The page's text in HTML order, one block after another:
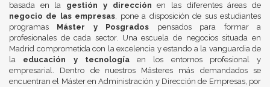
basada en la gestión y dirección en las diferentes áreas de
negocio de las empresas, pone a disposición de sus estudiantes
programas Máster y Posgrados pensados para formar a
profesionales de cada sector. Una escuela de negocios situada en
Madrid comprometida con la excelencia y estando a la vanguardia de
la educación y tecnologíaen los entornos profesional y
empresarial. Dentro de nuestros Másteres más demandados se
encuentran el Máster en Administración y Dirección de Empresas, por